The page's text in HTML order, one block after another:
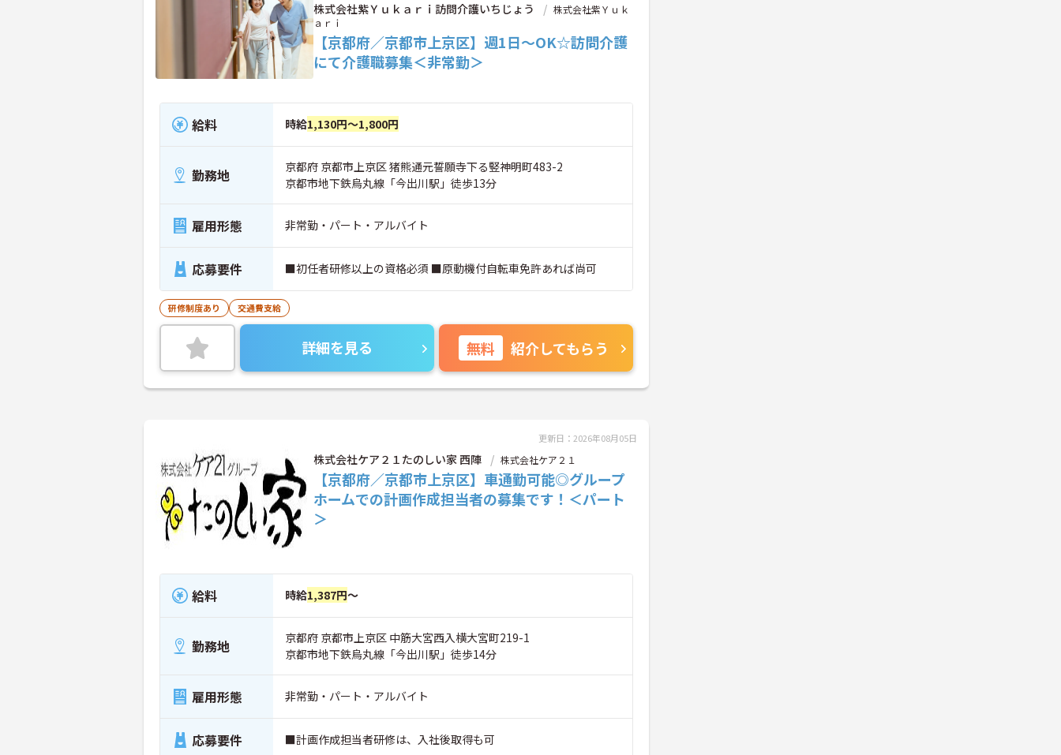
株式会社紫Ｙｕｋａｒｉ訪問介護いちじょう
株式会社紫Ｙｕｋ
ａｒｉ
【京都府／京都市上京区】週1日～OK☆訪問介護
にて介護職募集＜非常勤＞
給料 時給1,130円～1,800円
勤務地
京都府 京都市上京区 猪熊通元誓願寺下る竪神明町483-2
京都市地下鉄烏丸線「今出川駅」徒歩13分
雇用形態 非常勤・パート・アルバイト
応募要件 ■初任者研修以上の資格必須 ■原動機付自転車免許あれば尚可
研修制度あり 交通費支給
詳細を見る 無料 紹介してもらう
更新日：2026年08月05日
株式会社ケア２１たのしい家 西陣 株式会社ケア２１
【京都府／京都市上京区】車通勤可能◎グループ
ホームでの計画作成担当者の募集です！＜パート
＞
給料 時給1,387円～
勤務地
京都府 京都市上京区 中筋大宮西入横大宮町219-1
京都市地下鉄烏丸線「今出川駅」徒歩14分
雇用形態 非常勤・パート・アルバイト
応募要件 ■計画作成担当者研修は、入社後取得も可